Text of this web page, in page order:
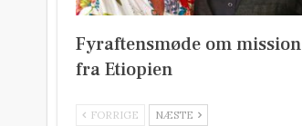
Fyraftensmøde om mission
fra Etiopien
FORRIGE NÆSTE